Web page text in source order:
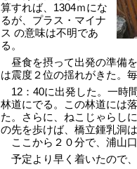
算すれば、1304ｍにな
るが、プラス・マイナ
ス の意味は不明であ
る。
昼食を摂って出発の準備
は震度２位の揺れがきた。
12：40に出発した。一時
林道にでる。この林道には
た。さらに、ねこじゃらし
の先を歩けば、橋立鍾乳洞は
ここから２０分で、浦山口
予定より早く着いたので、